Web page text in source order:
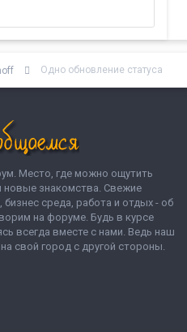
Одно обновление статуса
Место, где можно ощутить
новые знакомства. Свежие
среда, работа и отдых - об
на форуме. Будь в курсе
всегда вместе с нами. Ведь наш
свой город с другой стороны.